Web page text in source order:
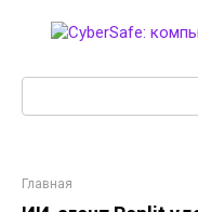
Главная